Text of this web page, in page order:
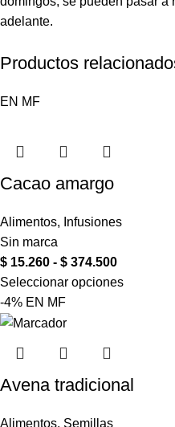
adelante.
Productos
EN MF
Cacao amargo
Alimentos, Infusiones
Sin marca
$ 15.260 - $ 374.500
Seleccionar opciones
-4% EN MF
Avena tradicional
Alimentos, Semillas